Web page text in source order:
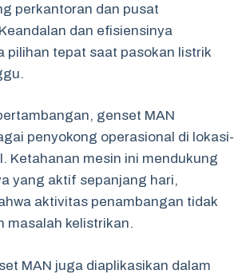
perkantoran dan pusat
dan efisiensinya
pilihan tepat saat pasokan listrik
genset MAN
penyokong operasional di lokasi-
Ketahanan mesin ini mendukung
yang aktif sepanjang hari,
aktivitas penambangan tidak
masalah kelistrikan.
MAN juga diaplikasikan dalam